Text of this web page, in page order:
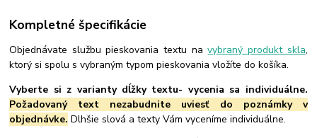
Kompletné špecifikácie
Objednávate službu pieskovania textu navybraný produkt skla,
ktorý si spolu s vybraným typom pieskovania vložíte do košíka.
Vyberte si z varianty dĺžky textu- vycenia sa individuálne.
Požadovaný text nezabudnite uviesť do poznámky v
objednávke. Dlhšie slová a texty Vám vyceníme individuálne.